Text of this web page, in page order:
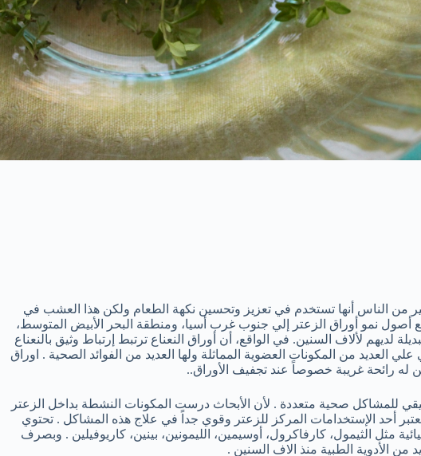
من الناس أنها تستخدم في تعزيز وتحسين نكهة الطعام ولكن هذا العشب في
أصول نمو أوراق الزعتر إلي جنوب غرب أسيا، ومنطقة البحر الأبيض المتوسط،
لديهم لألاف السنين. في الواقع، أن أوراق النعناع ترتبط إرتباط وثيق بالنعناع
العديد من المكونات العضوية المماثلة ولها العديد من الفوائد الصحية . اوراق
له رائحة غريبة خصوصاً عند تجفيف الأوراق..
للمشاكل صحية متعددة . لأن الأبحاث درست المكونات النشطة بداخل الزعتر
أحد الإستخدامات المركز للزعتر وقوي جداً في علاج هذه المشاكل . تحتوي
مثل الثيمول، كارفاكرول، أوسيمين، الليمونين، بينين، كاريوفيلين . وبصرف
الأدوية الطبية منذ الاف السنين .